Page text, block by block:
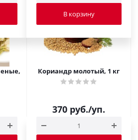
В корзину
Кориандр молотый, 1 кг
370 руб./уп.